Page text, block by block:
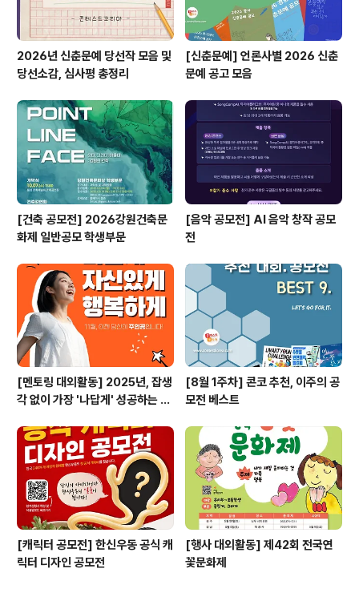
2026년 신춘문예 당선작 모음 및
당선소감, 심사평 총정리
[신춘문예] 언론사별 2026 신춘
문예 공고 모음
[건축 공모전] 2026강원건축문
화제 일반공모 학생부문
[음악 공모전] AI 음악 창작 공모
전
[멘토링 대외활동] 2025년, 잡생
각 없이 가장 '나답게' 성공하는 법
[8월 1주차] 콘코 추천, 이주의 공
모전 베스트
[캐릭터 공모전] 한신우동 공식 캐
릭터 디자인 공모전
[행사 대외활동] 제42회 전국연
꽃문화제